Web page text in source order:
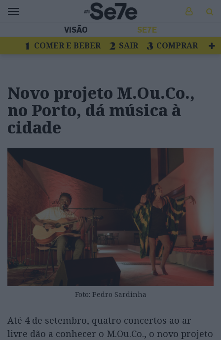
VISÃO SE7E
COMER E BEBER SAIR
COMPRAR
Novo projeto M.Ou.Co.,
no Porto, dá música à
cidade
Foto: Pedro Sardinha
Até 4 de setembro, quatro concertos ao ar
livre dão a conhecer o M.Ou.Co., o novo projeto